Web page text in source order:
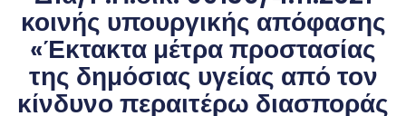
κοινής υπουργικής απόφασης
«Έκτακτα μέτρα προστασίας
της δημόσιας υγείας από τον
κίνδυνο περαιτέρω διασποράς